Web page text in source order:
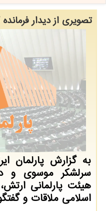
تصویری از دیدار
به گزارش پارلمان
سرلشکر موسوی و
هیئت پارلمانی
اسلامی ملاقات و